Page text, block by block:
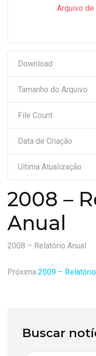
Arquivo
Download
Tamanho do Arquivo
File Count
Data de Criação
Ultima Atualização
2008 –
Anual
2008 – Relatório Anual
Próxima 2009 –
Buscar